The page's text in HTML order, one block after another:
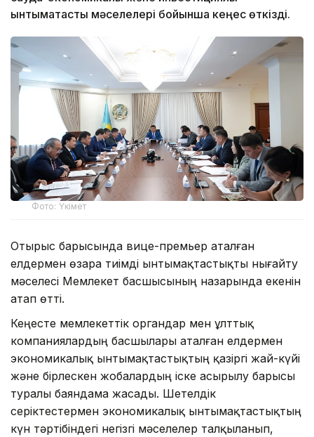
ынтымақтастық мәселелері бойынша кеңес өткізді.
Фото: Үкімет
Отырыс барысында вице-премьер аталған
елдермен өзара тиімді ынтымақтастықты нығайту
мәселесі Мемлекет басшысының назарында екенін
атап өтті.
Кеңесте мемлекеттік органдар мен ұлттық
компаниялардың басшылары аталған елдермен
экономикалық ынтымақтастықтың қазіргі жай-күйі
және бірлескен жобалардың іске асырылу барысы
туралы баяндама жасады. Шетелдік
серіктестермен экономикалық ынтымақтастықтың
күн тәртібіндегі негізгі мәселелер талқыланып,